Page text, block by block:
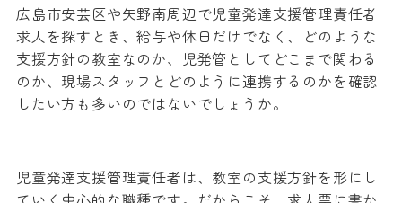
広島市安芸区や矢野南周辺で児童発達支援管理責任者
求人を探すとき、給与や休日だけでなく、どのような
支援方針の教室なのか、児発管としてどこまで関わる
のか、現場スタッフとどのように連携するのかを確認
したい方も多いのではないでしょうか。
児童発達支援管理責任者は、教室の支援方針を形にし